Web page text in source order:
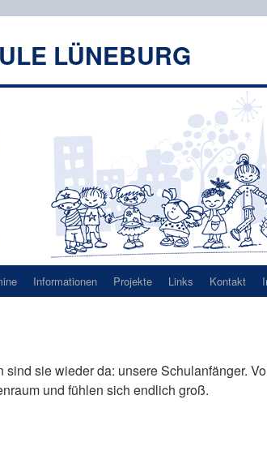
LÜNEBURG
Informationen Projekte Links Kontakt
sie wieder da: unsere Schulanfänger.
und fühlen sich endlich groß.